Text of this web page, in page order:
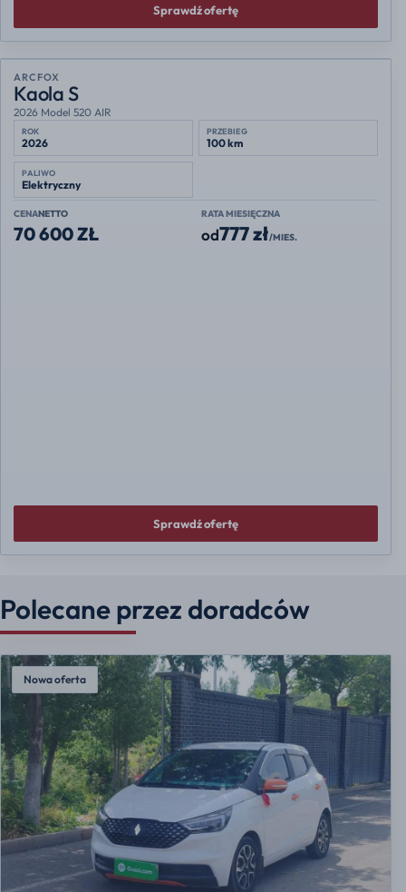
Sprawdź ofertę
Nowa oferta
ARCFOX
Kaola S
2026 Model 520 AIR
ROK
2026
PRZEBIEG
100 km
PALIWO
Elektryczny
CENANETTO
70 600 ZŁ
RATA MIESIĘCZNA
od777 zł/MIES.
Sprawdź ofertę
Polecane przez doradców
Nowa oferta